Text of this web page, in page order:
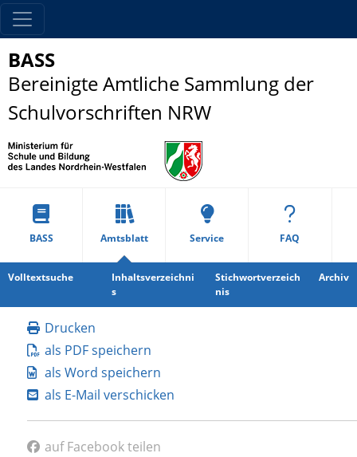
BASS
Bereinigte Amtliche Sammlung der
Schulvorschriften NRW
BASS Amtsblatt Service FAQ
Volltextsuche
Inhaltsverzeichni
s
Stichwortverzeich
nis
Archiv
Drucken
als PDF speichern
als Word speichern
als E-Mail verschicken
auf Facebook teilen